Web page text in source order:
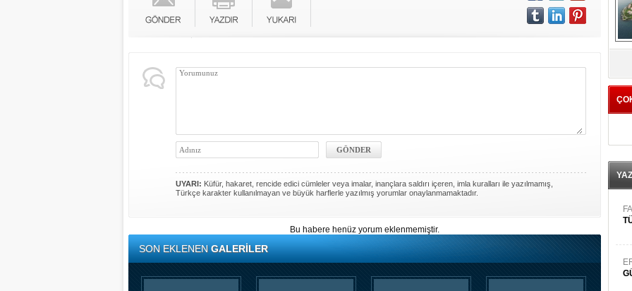
UYARI: Küfür, hakaret, rencide edici cümleler veya imalar, inançlara saldırı içeren, imla kuralları ile yazılmamış,
Türkçe karakter kullanılmayan ve büyük harflerle yazılmış yorumlar onaylanmamaktadır.
Bu habere henüz yorum eklenmemiştir.
SON EKLENENGALERİLER